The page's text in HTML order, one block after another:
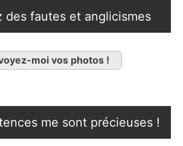
des fautes et anglicismes
moi vos photos !
me sont précieuses !